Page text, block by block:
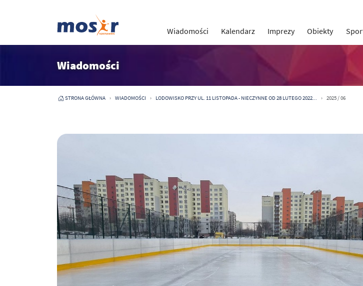
Wiadomości Kalendarz Imprezy Obiekty
Wiadomości
STRONA GŁÓWNA WIADOMOŚCI LODOWISKO PRZY UL. 11 LISTOPADA - NIECZYNNE OD 28 LUTEGO 2022... 2025 / 06